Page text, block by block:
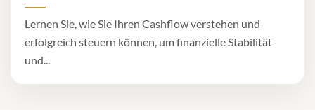
Lernen Sie, wie Sie Ihren Cashflow verstehen und
erfolgreich steuern können, um finanzielle Stabilität
und...